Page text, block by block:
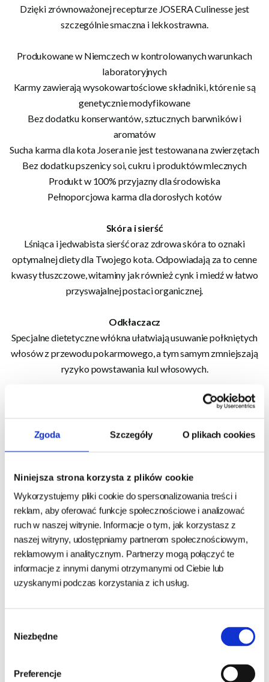
Zgoda Szczegóły O plikach cookies
Niniejsza strona korzysta z plików cookie
Wykorzystujemy pliki cookie do spersonalizowania treści i
reklam, aby oferować funkcje społecznościowe i analizować
ruch w naszej witrynie. Informacje o tym, jak korzystasz z
naszej witryny, udostępniamy partnerom społecznościowym,
reklamowym i analitycznym. Partnerzy mogą połączyć te
informacje z innymi danymi otrzymanymi od Ciebie lub
uzyskanymi podczas korzystania z ich usług.
zgody
Niezbędne
Preferencje
Dzięki zrównoważonej recepturze JOSERA Culinesse jest
szczególnie smaczna i lekkostrawna.
Produkowane w Niemczech w kontrolowanych warunkach
laboratoryjnych
Karmy zawierają wysokowartościowe składniki, które nie są
genetycznie modyfikowane
Bez dodatku konserwantów, sztucznych barwników i
aromatów
Sucha karma dla kota Josera nie jest testowana na zwierzętach
Bez dodatku pszenicy soi, cukru i produktów mlecznych
Produkt w 100% przyjazny dla środowiska
Pełnoporcjowa karma dla dorosłych kotów
Skóra i sierść
Lśniąca i jedwabista sierść oraz zdrowa skóra to oznaki
optymalnej diety dla Twojego kota. Odpowiadają za to cenne
kwasy tłuszczowe, witaminy jak również cynk i miedź w łatwo
przyswajalnej postaci organicznej.
Odkłaczacz
Specjalne dietetyczne włókna ułatwiają usuwanie połkniętych
włosów z przewodu pokarmowego, a tym samym zmniejszają
ryzyko powstawania kul włosowych.
stosunek wapnia do fosforu oraz obniżony poziom magnezu.
Skład:suszone białko drobiowe; ryż; kukurydza
pełnoziarnista; wysłodki buraczane; tłuszcz drobiowy;
skwarki; suszone białko łososia 4,0%; hydrolizowane białko
zwierzęce; minerały; hydrolizowana wątróbka drobiowa
Składniki analityczne w 1 kg:
Białko surowe % 31.0, Zawartość tłuszczu % 13.0, Włókno